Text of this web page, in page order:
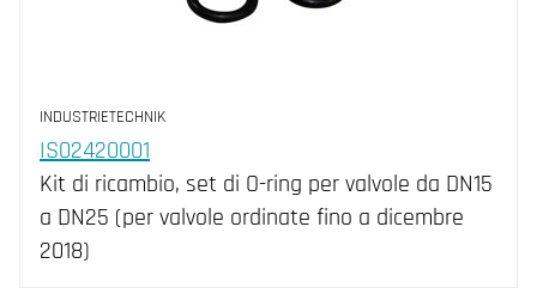
INDUSTRIETECHNIK
IS02420001
Kit di ricambio, set di O-ring per valvole da DN15
a DN25 (per valvole ordinate fino a dicembre
2018)